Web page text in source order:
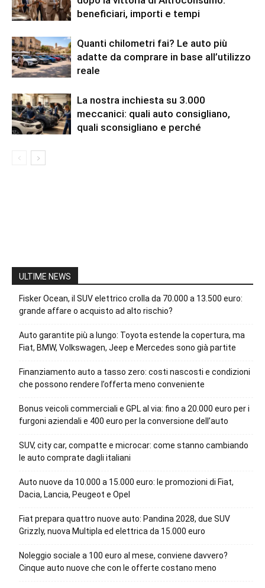
beneficiari, importi e tempi
Quanti chilometri fai? Le auto più
adatte da comprare in base all’utilizzo
reale
La nostra inchiesta su 3.000
meccanici: quali auto consigliano,
quali sconsigliano e perché
ULTIME NEWS
Fisker Ocean, il SUV elettrico crolla da 70.000 a 13.500 euro:
grande affare o acquisto ad alto rischio?
Auto garantite più a lungo: Toyota estende la copertura, ma
Fiat, BMW, Volkswagen, Jeep e Mercedes sono già partite
Finanziamento auto a tasso zero: costi nascosti e condizioni
che possono rendere l’offerta meno conveniente
Bonus veicoli commerciali e GPL al via: fino a 20.000 euro per i
furgoni aziendali e 400 euro per la conversione dell’auto
SUV, city car, compatte e microcar: come stanno cambiando
le auto comprate dagli italiani
Auto nuove da 10.000 a 15.000 euro: le promozioni di Fiat,
Dacia, Lancia, Peugeot e Opel
Fiat prepara quattro nuove auto: Pandina 2028, due SUV
Grizzly, nuova Multipla ed elettrica da 15.000 euro
Noleggio sociale a 100 euro al mese, conviene davvero?
Cinque auto nuove che con le offerte costano meno